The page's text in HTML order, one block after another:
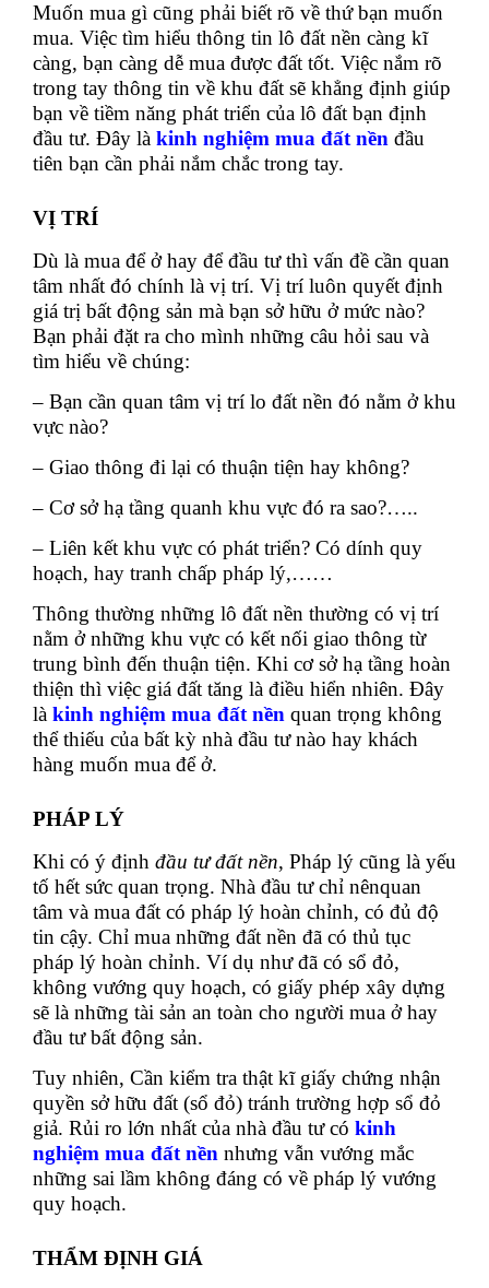
Muốn mua gì cũng phải biết rõ về thứ bạn muốn
mua. Việc tìm hiểu thông tin lô đất nền càng kĩ
càng, bạn càng dễ mua được đất tốt. Việc nắm rõ
trong tay thông tin về khu đất sẽ khẳng định giúp
bạn về tiềm năng phát triển của lô đất bạn định
đầu tư. Đây là kinh nghiệm mua đất nền đầu
tiên bạn cần phải nắm chắc trong tay.
VỊ TRÍ
Dù là mua để ở hay để đầu tư thì vấn đề cần quan
tâm nhất đó chính là vị trí. Vị trí luôn quyết định
giá trị bất động sản mà bạn sở hữu ở mức nào?
Bạn phải đặt ra cho mình những câu hỏi sau và
tìm hiểu về chúng:
– Bạn cần quan tâm vị trí lo đất nền đó nằm ở khu
vực nào?
– Giao thông đi lại có thuận tiện hay không?
– Cơ sở hạ tầng quanh khu vực đó ra sao?…..
– Liên kết khu vực có phát triển? Có dính quy
hoạch, hay tranh chấp pháp lý,……
Thông thường những lô đất nền thường có vị trí
nằm ở những khu vực có kết nối giao thông từ
trung bình đến thuận tiện. Khi cơ sở hạ tầng hoàn
thiện thì việc giá đất tăng là điều hiển nhiên. Đây
là kinh nghiệm mua đất nền quan trọng không
thể thiếu của bất kỳ nhà đầu tư nào hay khách
hàng muốn mua để ở.
PHÁP LÝ
Khi có ý định đầu tư đất nền, Pháp lý cũng là yếu
tố hết sức quan trọng. Nhà đầu tư chỉ nênquan
tâm và mua đất có pháp lý hoàn chỉnh, có đủ độ
tin cậy. Chỉ mua những đất nền đã có thủ tục
pháp lý hoàn chỉnh. Ví dụ như đã có sổ đỏ,
không vướng quy hoạch, có giấy phép xây dựng
sẽ là những tài sản an toàn cho người mua ở hay
đầu tư bất động sản.
Tuy nhiên, Cần kiểm tra thật kĩ giấy chứng nhận
quyền sở hữu đất (sổ đỏ) tránh trường hợp sổ đỏ
giả. Rủi ro lớn nhất của nhà đầu tư có kinh
nghiệm mua đất nền nhưng vẫn vướng mắc
những sai lầm không đáng có về pháp lý vướng
quy hoạch.
THẨM ĐỊNH GIÁ